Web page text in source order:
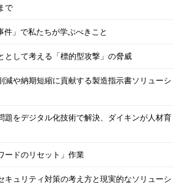
で
件」で私たちが学ぶべきこと
として考える「標的型攻撃」の脅威
減や納期短縮に貢献する製造指示書ソリューシ
題をデジタル化技術で解決、ダイキンが人材育
ードのリセット」作業
キュリティ対策の考え方と現実的なソリューシ